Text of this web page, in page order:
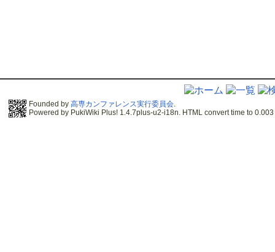
Founded by 高専カンファレンス実行委員会.
Powered by PukiWiki Plus! 1.4.7plus-u2-i18n. HTML convert time to 0.003